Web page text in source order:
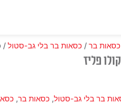
כסאות בר / כסאות בר בלי גב-סטול /
פליז
בר בלי גב-סטול, כסאות בר,